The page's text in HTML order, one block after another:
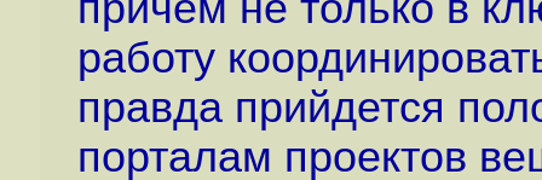
работу
правда прийдется
порталам проектов